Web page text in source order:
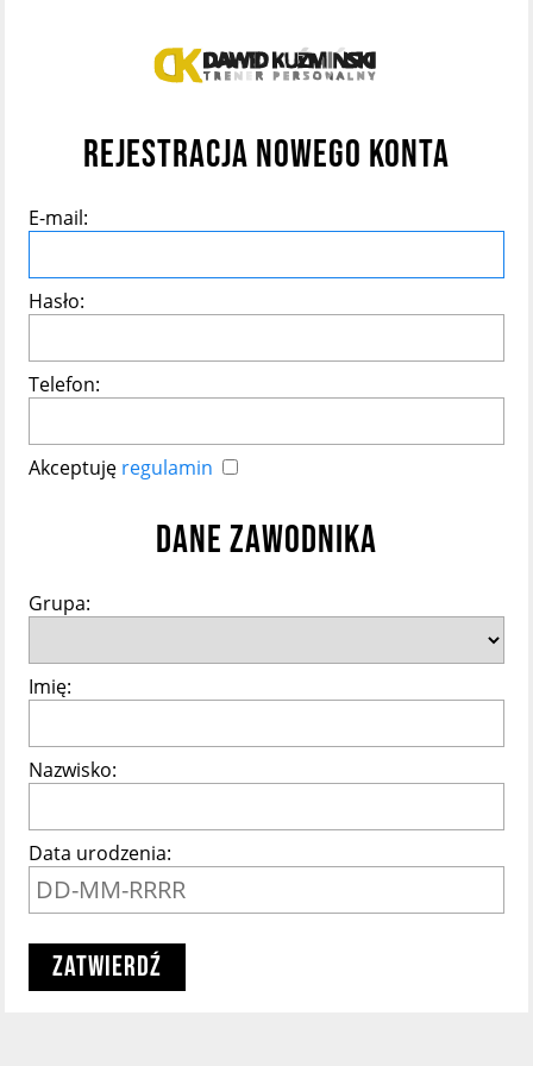
REJESTRACJA NOWEGO KONTA
E-mail:
Hasło:
Telefon:
Akceptuję regulamin
DANE ZAWODNIKA
Grupa:
Imię:
Nazwisko:
Data urodzenia:
Zatwierdź